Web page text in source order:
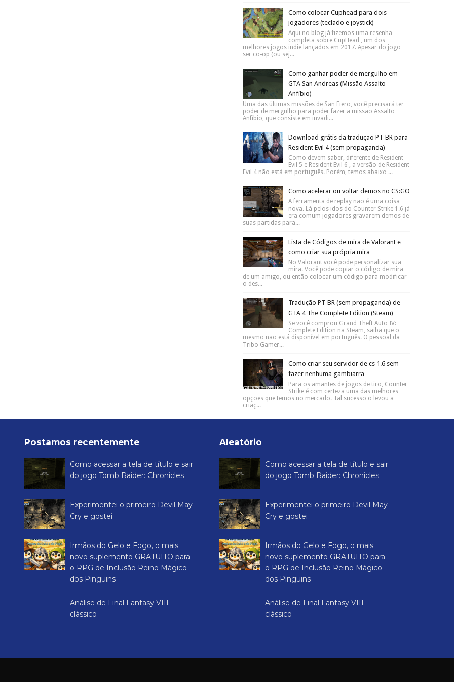
Como colocar Cuphead para dois
jogadores (teclado e joystick)
Aqui no blog já fizemos uma resenha
completa sobre CupHead , um dos
melhores jogos indie lançados em 2017. Apesar do jogo
ser co-op (ou sej...
Como ganhar poder de mergulho em
GTA San Andreas (Missão Assalto
Anfíbio)
Uma das últimas missões de San Fiero, você precisará ter
poder de mergulho para poder fazer a missão Assalto
Anfíbio, que consiste em invadi...
Download grátis da tradução PT-BR para
Resident Evil 4 (sem propaganda)
Como devem saber, diferente de Resident
Evil 5 e Resident Evil 6 , a versão de Resident
Evil 4 não está em português. Porém, temos abaixo ...
Como acelerar ou voltar demos no CS:GO
A ferramenta de replay não é uma coisa
nova. Lá pelos idos do Counter Strike 1.6 já
era comum jogadores gravarem demos de
suas partidas para...
Lista de Códigos de mira de Valorant e
como criar sua própria mira
No Valorant você pode personalizar sua
mira. Você pode copiar o código de mira
de um amigo, ou então colocar um código para modificar
o des...
Tradução PT-BR (sem propaganda) de
GTA 4 The Complete Edition (Steam)
Se você comprou Grand Theft Auto IV:
Complete Edition na Steam, saiba que o
mesmo não está disponível em português. O pessoal da
Tribo Gamer...
Como criar seu servidor de cs 1.6 sem
fazer nenhuma gambiarra
Para os amantes de jogos de tiro, Counter
Strike é com certeza uma das melhores
opções que temos no mercado. Tal sucesso o levou a
criaç...
Postamos recentemente
Como acessar a tela de título e sair
do jogo Tomb Raider: Chronicles
Experimentei o primeiro Devil May
Cry e gostei
Irmãos do Gelo e Fogo, o mais
novo suplemento GRATUITO para
o RPG de Inclusão Reino Mágico
dos Pinguins
Análise de Final Fantasy VIII
clássico
Aleatório
Como acessar a tela de título e sair
do jogo Tomb Raider: Chronicles
Experimentei o primeiro Devil May
Cry e gostei
Irmãos do Gelo e Fogo, o mais
novo suplemento GRATUITO para
o RPG de Inclusão Reino Mágico
dos Pinguins
Análise de Final Fantasy VIII
clássico